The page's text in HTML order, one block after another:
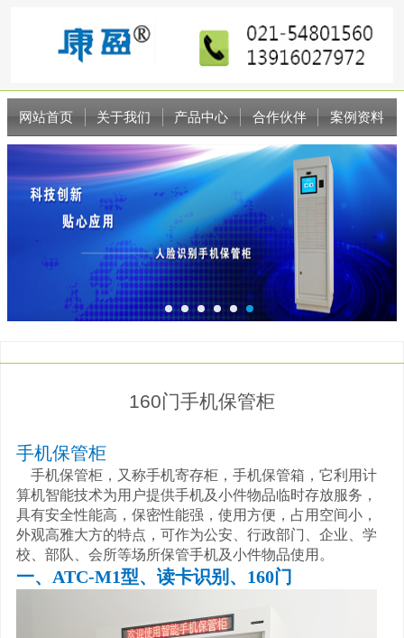
网站首页 关于我们 产品中心 合作伙伴 案例资料
新闻资讯 联系我们
160门手机保管柜
手机保管柜
手机保管柜，又称手机寄存柜，手机保管箱，它利用计
算机智能技术为用户提供手机及小件物品临时存放服务，
具有安全性能高，保密性能强，使用方便，占用空间小，
外观高雅大方的特点，可作为公安、行政部门、企业、学
校、部队、会所等场所保管手机及小件物品使用。
一、ATC-M1型、读卡识别、160门